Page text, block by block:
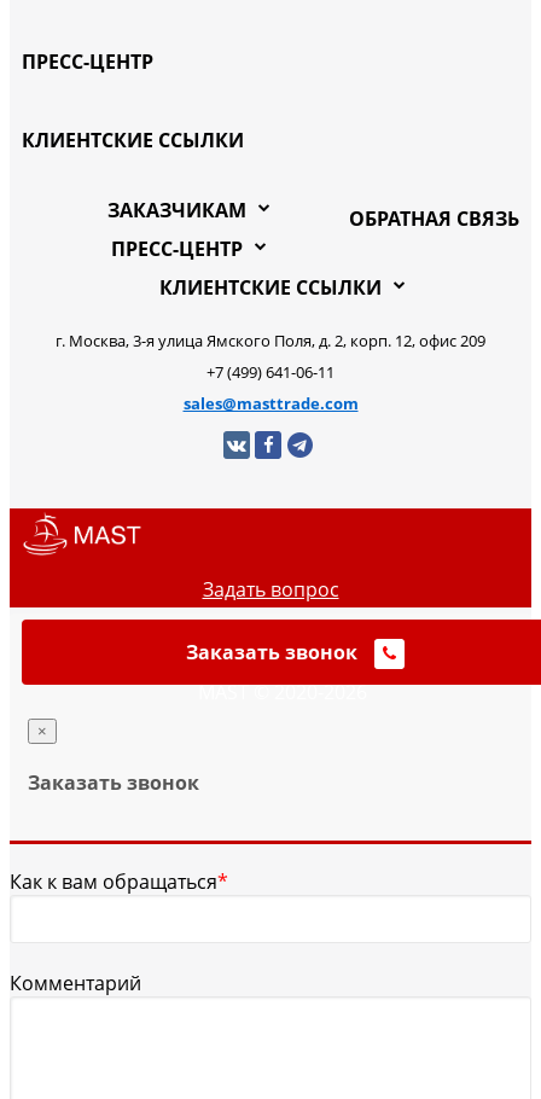
ПРЕСС-ЦЕНТР
КЛИЕНТСКИЕ ССЫЛКИ
ОБРАТНАЯ СВЯЗЬ
ЗАКАЗЧИКАМ
ПРЕСС-ЦЕНТР
КЛИЕНТСКИЕ ССЫЛКИ
г. Москва, 3-я улица Ямского Поля, д. 2, корп. 12, офис 209
+7 (499) 641-06-11
sales@masttrade.com
Задать вопрос
Заказать звонок
MAST © 2020-2026
×
Заказать звонок
Как к вам обращаться*
Комментарий